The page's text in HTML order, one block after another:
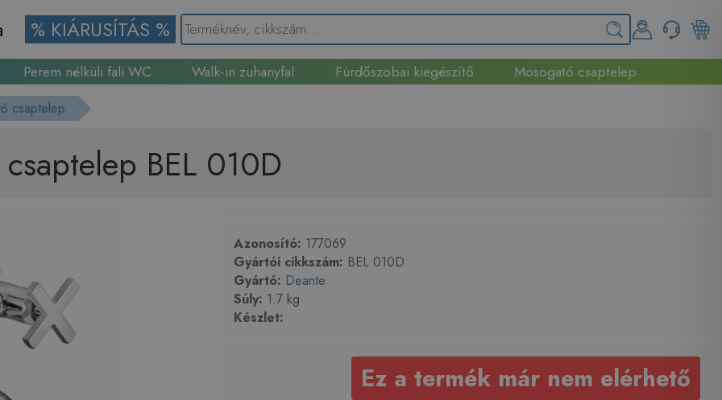
% KIÁRUSÍTÁS %
Perem nélküli fali WC Walk-in zuhanyfal Fürdőszobai kiegészítő
Mosogató csaptelep
csaptelep
BEL 010D
Azonosító: 177069
Gyártói cikkszám: BEL 010D
Gyártó: Deante
Súly: 1.7 kg
Készlet:
Ez a termék már nem elérhető